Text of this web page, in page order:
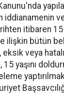
iddianamenin
itibaren
ilişkin bütün
veya
yaşını